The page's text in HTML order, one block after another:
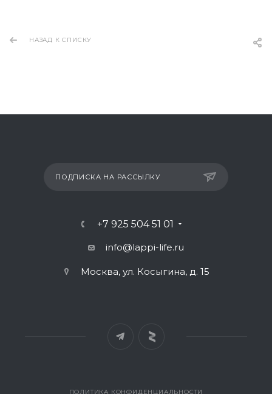
НАЗАД К СПИСКУ
ПОДПИСКА НА РАССЫЛКУ
+7 925 504 51 01
info@lappi-life.ru
Москва, ул. Косыгина, д. 15
ПОЛИТИКА КОНФИДЕНЦИАЛЬНОСТИ